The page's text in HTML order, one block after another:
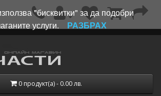
0 продукт(а) - 0.00 лв.
"бисквитки" за да подобри
услуги.
РАЗБРАХ